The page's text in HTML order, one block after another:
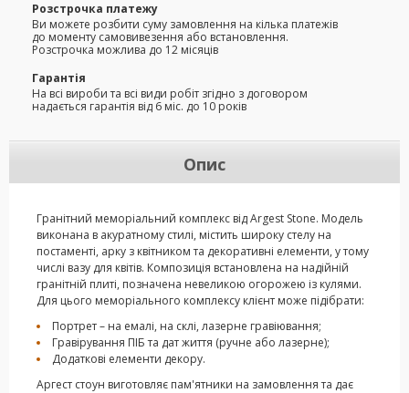
Розстрочка платежу
Ви можете розбити суму замовлення на кілька платежів
до моменту самовивезення або встановлення.
Розстрочка можлива до 12 місяців
Гарантія
На всі вироби та всі види робіт згідно з договором
надається гарантія від 6 міс. до 10 років
Опис
Гранітний меморіальний комплекс від Argest Stone. Модель
виконана в акуратному стилі, містить широку стелу на
постаменті, арку з квітником та декоративні елементи, у тому
числі вазу для квітів. Композиція встановлена ​​на надійній
гранітній плиті, позначена невеликою огорожею із кулями.
Для цього меморіального комплексу клієнт може підібрати:
Портрет – на емалі, на склі, лазерне гравіювання;
Гравірування ПІБ та дат життя (ручне або лазерне);
Додаткові елементи декору.
Аргест стоун виготовляє пам'ятники на замовлення та дає